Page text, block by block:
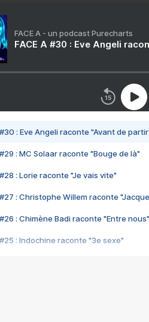
FACE A - un podcast Purecharts
FACE A #30 : Eve Angeli
#30 : Eve Angeli raconte "Avant de
#29 : MC Solaar raconte "Bouge de là"
#28 : Lorie raconte "Je vais vite"
#27 : Christophe Willem raconte
#26 : Chimène Badi raconte "Entre nous"
#25 : Indochine raconte "3e sexe"